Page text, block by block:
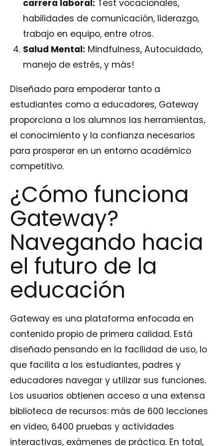
carrera laboral: Test vocacionales,
habilidades de comunicación, liderazgo,
trabajo en equipo, entre otros.
Salud Mental: Mindfulness, Autocuidado,
manejo de estrés, y más!
Diseñado para empoderar tanto a
estudiantes como a educadores, Gateway
proporciona a los alumnos las herramientas,
el conocimiento y la confianza necesarios
para prosperar en un entorno académico
competitivo.
¿Cómo funciona
Gateway?
Navegando hacia
el futuro de la
educación
Gateway es una plataforma enfocada en
contenido propio de primera calidad. Está
diseñado pensando en la facilidad de uso, lo
que facilita a los estudiantes, padres y
educadores navegar y utilizar sus funciones.
Los usuarios obtienen acceso a una extensa
biblioteca de recursos: más de 600 lecciones
en video, 6400 pruebas y actividades
interactivas, exámenes de práctica. En total,